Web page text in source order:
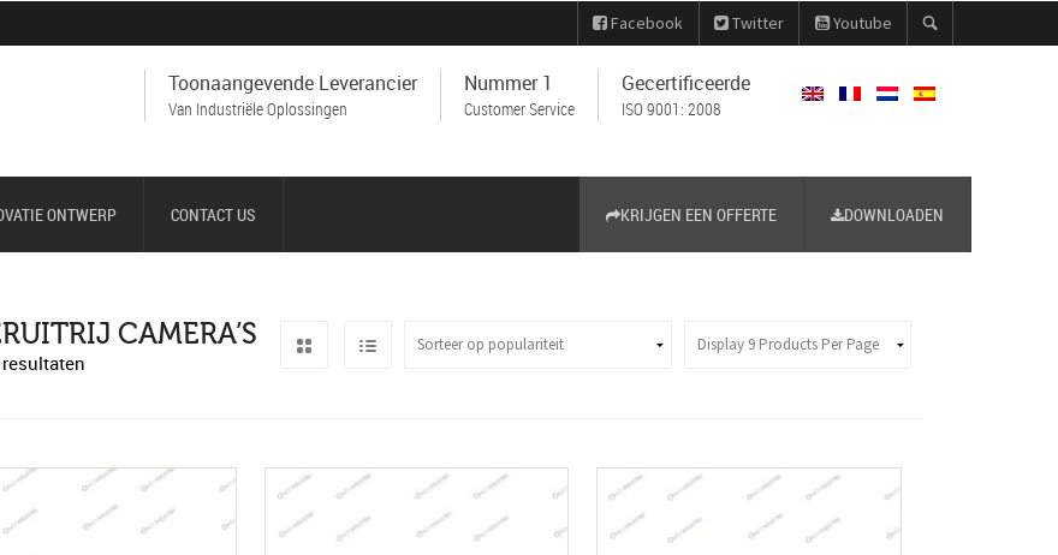
Facebook Twitter Youtube
Toonaangevende Leverancier
Van Industriële Oplossingen
Nummer 1
Customer Service
Gecertificeerde
ISO 9001: 2008
ONTWERP CONTACT US DOWNLOADEN
KRIJGEN EEN OFFERTE
CAMERA’S